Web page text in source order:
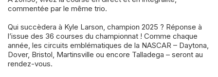
commentée par le même trio.
Qui succèdera à Kyle Larson, champion 2025 ? Réponse à
l’issue des 36 courses du championnat ! Comme chaque
année, les circuits emblématiques de la NASCAR – Daytona,
Dover, Bristol, Martinsville ou encore Talladega – seront au
rendez-vous.